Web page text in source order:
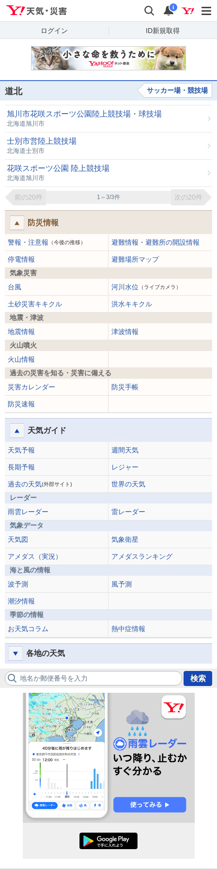
検索 通知
i
ログイン ID新規取得
道北 サッカー場・競技場
旭川市花咲スポーツ公園陸上競技場・球技場
北海道旭川市
士別市営陸上競技場
北海道士別市
花咲スポーツ公園 陸上競技場
北海道旭川市
前の20件 1～3/3件 次の20件
防災情報
警報・注意報 （今後の推移） 避難情報・避難所の開設情報
停電情報
避難場所マップ
気象災害
台風
河川水位 （ライブカメラ）
土砂災害キキクル
洪水キキクル
地震・津波
地震情報
津波情報
火山噴火
火山情報
過去の災害を知る・災害に備える
災害カレンダー
防災手帳
防災速報
天気ガイド
天気予報 週間天気
長期予報 レジャー
過去の天気(外部サイト)
世界の天気
レーダー
雨雲レーダー
雷レーダー
気象データ
天気図
気象衛星
アメダス（実況）
アメダスランキング
海と風の情報
波予測
風予測
潮汐情報
季節の情報
お天気コラム
熱中症情報
各地の天気
地名か郵便番号を入力 検索